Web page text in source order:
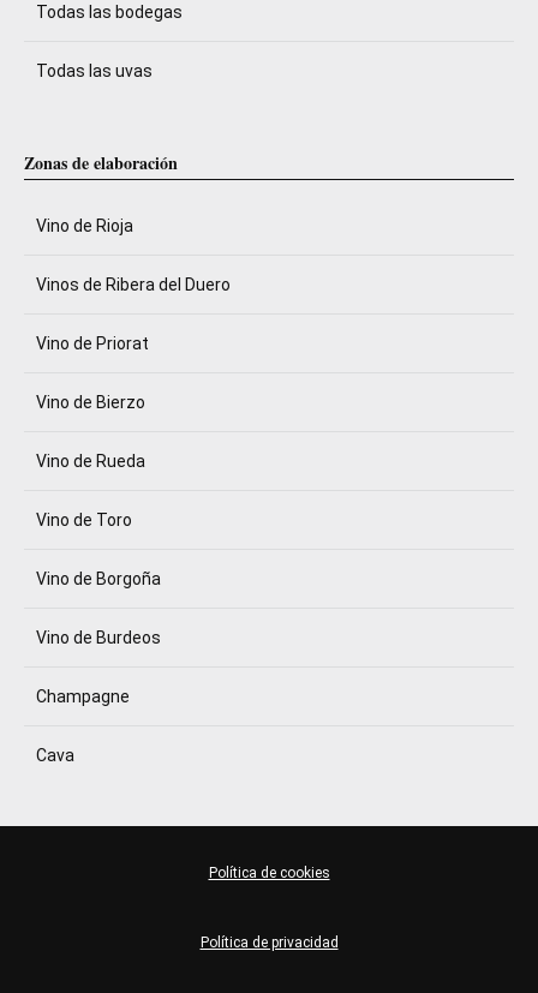
Todas las bodegas
Todas las uvas
Zonas de elaboración
Vino de Rioja
Vinos de Ribera del Duero
Vino de Priorat
Vino de Bierzo
Vino de Rueda
Vino de Toro
Vino de Borgoña
Vino de Burdeos
Champagne
Cava
Política de privacidad
Política de cookies